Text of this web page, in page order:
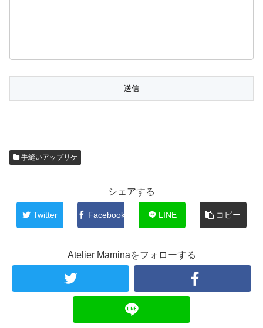
手縫いアップリケ
シェアする
Twitter Facebook LINE コピー
Atelier Maminaをフォローする